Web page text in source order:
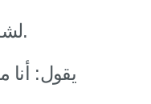
لشمال الغريب.
يقول: أنا